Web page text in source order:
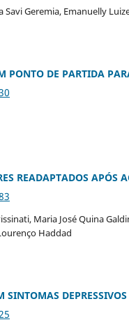
Savi Geremia, Emanuelly
PONTO DE PARTIDA
READAPTADOS APÓS
Maria José Quina
Haddad
SINTOMAS DEPRESSIVOS